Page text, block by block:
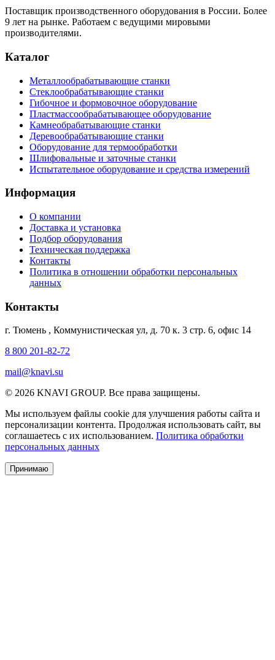
Поставщик производственного оборудования в России. Более
9 лет на рынке. Работаем с ведущими мировыми
производителями.
Каталог
Металлообрабатывающие станки
Стеклообрабатывающие станки
Гибочное и формовочное оборудование
Пластмассообрабатывающее оборудование
Камнеобрабатывающие станки
Деревообрабатывающие станки
Оборудование для термообработки
Шлифовальные и заточные станки
Испытательное оборудование и средства измерений
Информация
О компании
Доставка и установка
Подбор оборудования
Техническая поддержка
Контакты
Политика в отношении обработки персональных
данных
Контакты
г. Тюмень , Коммунистическая ул, д. 70 к. 3 стр. 6, офис 14
8 800 201-82-72
mail@knavi.su
© 2026 KNAVI GROUP. Все права защищены.
Мы используем файлы cookie для улучшения работы сайта и
персонализации контента. Продолжая использовать сайт, вы
соглашаетесь с их использованием. Политика обработки
персональных данных
Принимаю